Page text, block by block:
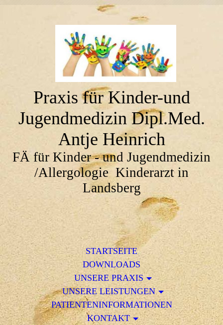
Praxis für Kinder-und
Jugendmedizin Dipl.Med.
Antje Heinrich
FÄ für Kinder - und Jugendmedizin
/Allergologie Kinderarzt in
Landsberg
STARTSEITE
DOWNLOADS
UNSERE PRAXIS
UNSERE LEISTUNGEN
PATIENTENINFORMATIONEN
KONTAKT